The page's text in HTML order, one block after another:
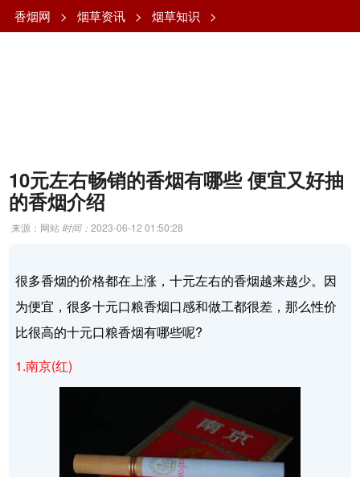
香烟网 > 烟草资讯 > 烟草知识 >
10元左右畅销的香烟有哪些 便宜又好抽
的香烟介绍
来源：网站 时间：2023-06-12 01:50:28
很多香烟的价格都在上涨，十元左右的香烟越来越少。因
为便宜，很多十元口粮香烟口感和做工都很差，那么性价
比很高的十元口粮香烟有哪些呢?
1.南京(红)